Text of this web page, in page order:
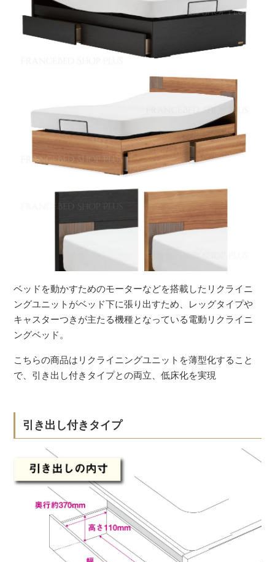
ベッドを動かすためのモーターなどを搭載したリクライニ
ングユニットがベッド下に張り出すため、レッグタイプや
キャスターつきが主たる機種となっている電動リクライニ
ングベッド。
こちらの商品はリクライニングユニットを薄型化すること
で、引き出し付きタイプとの両立、低床化を実現
引き出し付きタイプ